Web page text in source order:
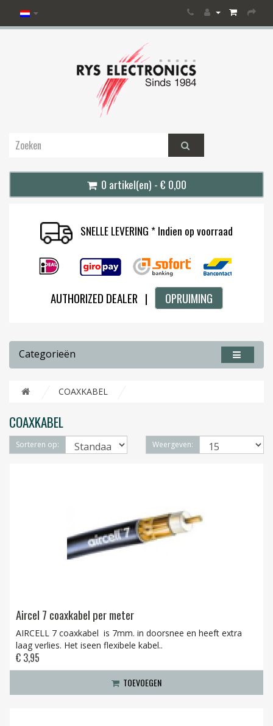
0 artikel(en) - € 0,00
SNELLE LEVERING * Indien op voorraad
AUTHORIZED DEALER | OPRUIMING
Categorieën
COAXKABEL
COAXKABEL
Sorteren op: Weergeven:
Aircel 7 coaxkabel per meter
AIRCELL 7 coaxkabel is 7mm. in doorsnee en heeft extra
laag verlies. Het iseen flexibele kabel..
€ 3,95
TOEVOEGEN